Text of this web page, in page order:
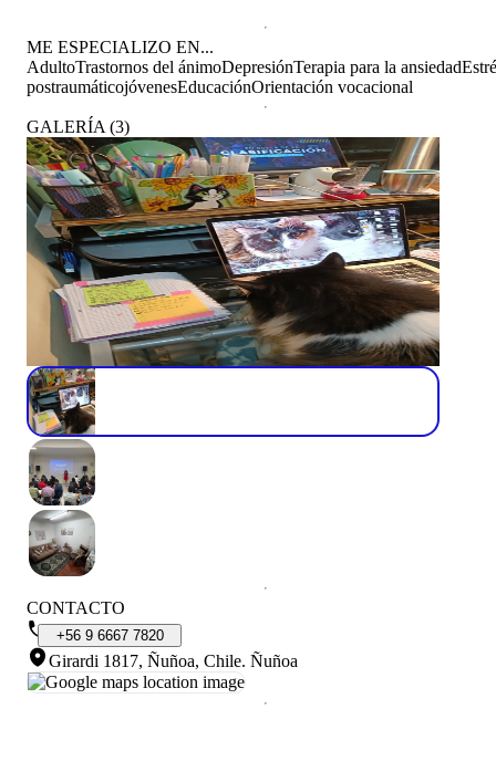
ME ESPECIALIZO EN...
AdultoTrastornos del ánimoDepresiónTerapia para la ansiedad
postraumáticojóvenesEducaciónOrientación vocacional
GALERÍA (3)
CONTACTO
+56 9 6667 7820
Girardi 1817, Ñuñoa, Chile. Ñuñoa